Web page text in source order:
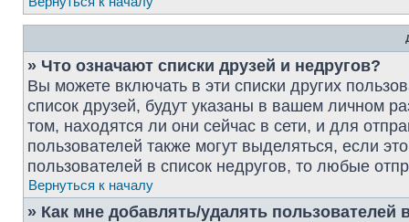
» Что означают списки друзей и недругов?
Вы можете включать в эти списки других
список друзей, будут указаны в вашем личном
том, находятся ли они сейчас в сети, и для
пользователей также могут выделяться, если
пользователей в список недругов, то любые
Вернуться к началу
» Как мне добавлять/удалять пользователей